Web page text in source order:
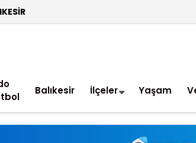
Balıkesir İlçeler Yaşam